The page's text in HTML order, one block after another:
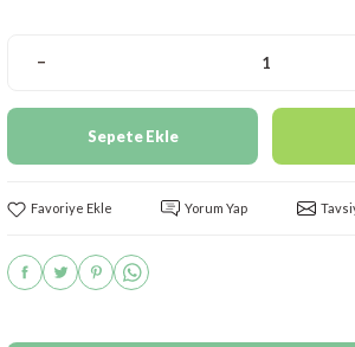
Sepete Ekle
Yorum Yap